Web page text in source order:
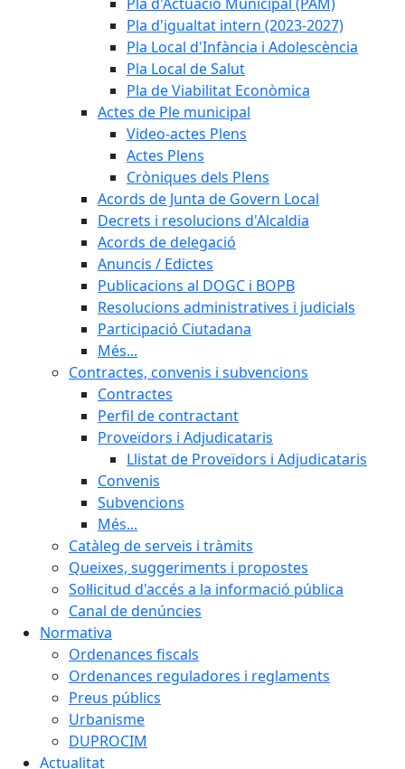
Pla d'igualtat intern (2023-2027)
Pla Local d'Infància i Adolescència
Pla Local de Salut
Pla de Viabilitat Econòmica
Actes de Ple municipal
Video-actes Plens
Actes Plens
Cròniques dels Plens
Acords de Junta de Govern Local
Decrets i resolucions d'Alcaldia
Acords de delegació
Anuncis / Edictes
Publicacions al DOGC i BOPB
Resolucions administratives i judicials
Participació Ciutadana
Més...
Contractes, convenis i subvencions
Contractes
Perfil de contractant
Proveïdors i Adjudicataris
Llistat de Proveïdors i Adjudicataris
Convenis
Subvencions
Més...
Catàleg de serveis i tràmits
Queixes, suggeriments i propostes
Sol·licitud d'accés a la informació pública
Canal de denúncies
Normativa
Ordenances fiscals
Ordenances reguladores i reglaments
Preus públics
Urbanisme
DUPROCIM
Actualitat